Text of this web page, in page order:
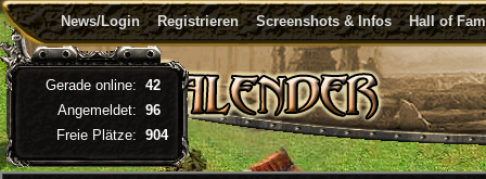
News/Login Registrieren Screenshots & Infos Hall of
Gerade online: 42
Angemeldet: 96
Freie Plätze: 904